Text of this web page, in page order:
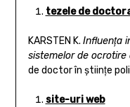
tezele de
KARSTEN K. Influenţa
sistemelor de ocrotire
de doctor în ştiinţe
site-uri web